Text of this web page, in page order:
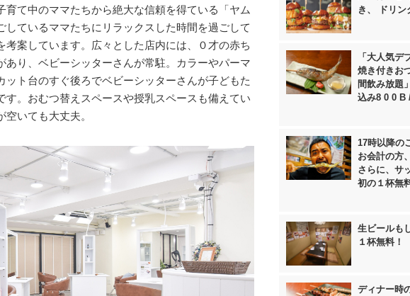
て中のママたちから絶大な信頼を得ている「ヤム
ているママたちにリラックスした時間を過ごして
案しています。広々とした店内には、０才の赤ち
り、ベビーシッターさんが常駐。カラーやパーマ
ト台のすぐ後ろでベビーシッターさんが子どもた
。おむつ替えスペースや授乳スペースも備えてい
いても大丈夫。
き、 ドリン
「大人気デ
焼き付きお
間飲み放題
込み8 0 0 B
17時以降の
お会計の方
さらに、サ
初の１杯無
生ビールも
１杯無料！
ディナー時